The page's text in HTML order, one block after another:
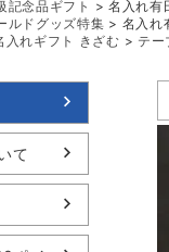
記念品ギフト
名入れ有
ルドグッズ特集
名入れ
入れギフト きざむ テー
て